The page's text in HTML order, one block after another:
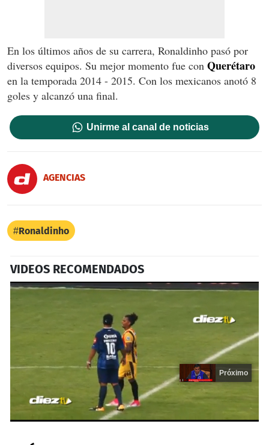
En los últimos años de su carrera, Ronaldinho pasó por
diversos equipos. Su mejor momento fue con Querétaro
en la temporada 2014 - 2015. Con los mexicanos anotó 8
goles y alcanzó una final.
Unirme al canal de noticias
AGENCIAS
Ronaldinho
VIDEOS RECOMENDADOS
Próximo